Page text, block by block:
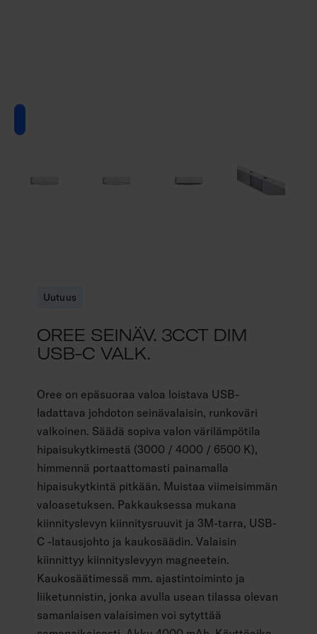
Uutuus
OREE SEINÄV. 3CCT DIM
USB-C VALK.
Oree on epäsuoraa valoa loistava USB-
ladattava johdoton seinävalaisin, runkoväri
valkoinen. Säädä sopiva valon värilämpötila
hipaisukytkimestä (3000 / 4000 / 6500 K),
himmennä portaattomasti painamalla
hipaisukytkintä pitkään. Muistaa viimeisimmän
valoasetuksen. Pakkauksessa mukana
kiinnityslevyn kiinnitysruuvit ja 3M-tarra, USB-
C -latausjohto ja kaukosäädin. Valaisin
kiinnittyy kiinnityslevyyn magneetein.
Kaukosäätimessä mm. ajastintoiminto ja
liiketunnistin, jonka avulla usean tilassa olevan
samanlaisen valaisimen voi sytyttää